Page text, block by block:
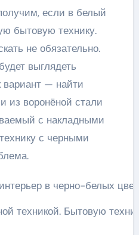
если в белый
бытовую технику.
не обязательно.
выглядеть
— найти
из воронёной стали
с накладными
с черными
техникой. Бытовую